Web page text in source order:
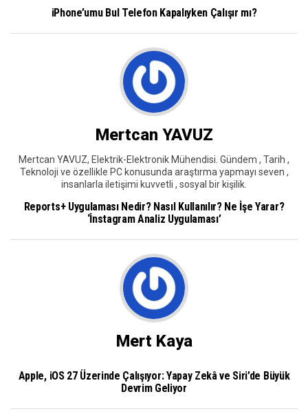
iPhone’umu Bul Telefon Kapalıyken Çalışır mı?
Mertcan YAVUZ
Mertcan YAVUZ, Elektrik-Elektronik Mühendisi. Gündem , Tarih ,
Teknoloji ve özellikle PC konusunda araştırma yapmayı seven ,
insanlarla iletişimi kuvvetli , sosyal bir kişilik.
Reports+ Uygulaması Nedir? Nasıl Kullanılır? Ne İşe Yarar?
‘İnstagram Analiz Uygulaması’
Mert Kaya
Apple, iOS 27 Üzerinde Çalışıyor: Yapay Zekâ ve Siri’de Büyük
Devrim Geliyor